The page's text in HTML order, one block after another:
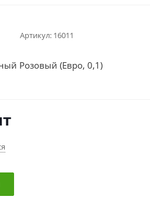
Артикул: 16011
Розовый (Евро, 0,1)